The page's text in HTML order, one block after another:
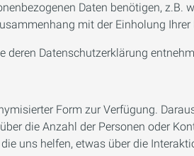
Daten benötigen, z.B.
mit der Einholung
deren Datenschutzerklärung
Form zur Verfügung.
die Anzahl der Personen oder
uns helfen, etwas über die